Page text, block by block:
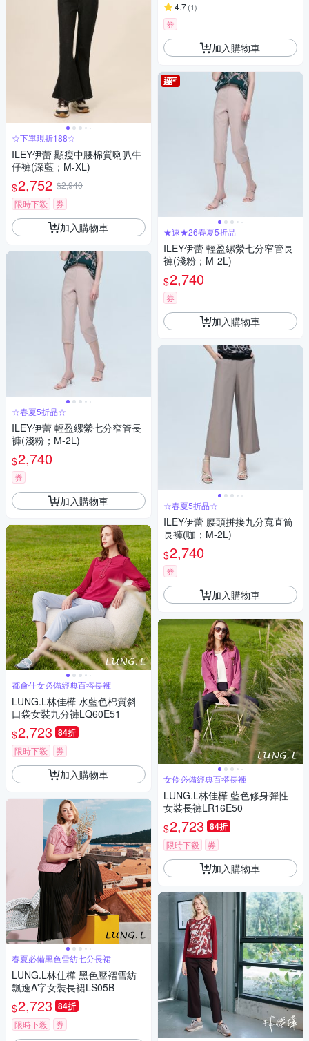
☆下單現折188☆
ILEY伊蕾 顯瘦中腰棉質喇叭牛
仔褲(深藍；M-XL)
$2,752 $2,940
限時下殺
券
加入購物車
☆春夏5折品☆
ILEY伊蕾 輕盈縲縈七分窄管長
褲(淺粉；M-2L)
$2,740
券
加入購物車
都會仕女必備經典百搭長褲
LUNG.L林佳樺 水藍色棉質斜
口袋女裝九分褲LQ60E51
$2,723 84折
限時下殺 券
加入購物車
春夏必備黑色雪紡七分長裙
LUNG.L林佳樺 黑色壓褶雪紡
飄逸A字女裝長裙LS05B
$2,723 84折
限時下殺 券
4.7(1)
券
加入購物車
★速★26春夏5折品
ILEY伊蕾 輕盈縲縈七分窄管長
褲(淺粉；M-2L)
$2,740
券
加入購物車
☆春夏5折品☆
ILEY伊蕾 腰頭拼接九分寬直筒
長褲(咖；M-2L)
$2,740
券
加入購物車
女伶必備經典百搭長褲
LUNG.L林佳樺 藍色修身彈性
女裝長褲LR16E50
$2,723 84折
限時下殺 券
加入購物車